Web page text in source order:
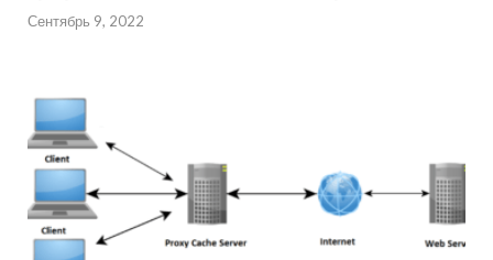
Сентябрь 9, 2022